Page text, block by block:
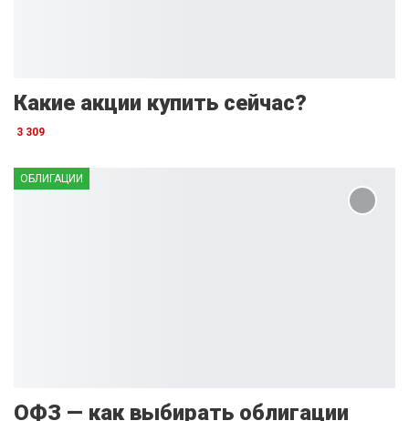
Какие акции купить сейчас?
3 309
ОБЛИГАЦИИ
ОФЗ — как выбирать облигации